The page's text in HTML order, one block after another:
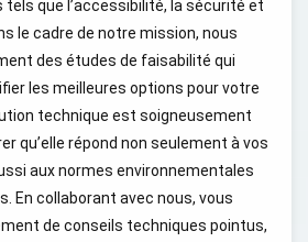
que l’accessibilité, la sécurité et
le cadre de notre mission, nous
des études de faisabilité qui
les meilleures options pour votre
technique est soigneusement
qu’elle répond non seulement à vos
aux normes environnementales
En collaborant avec nous, vous
de conseils techniques pointus,